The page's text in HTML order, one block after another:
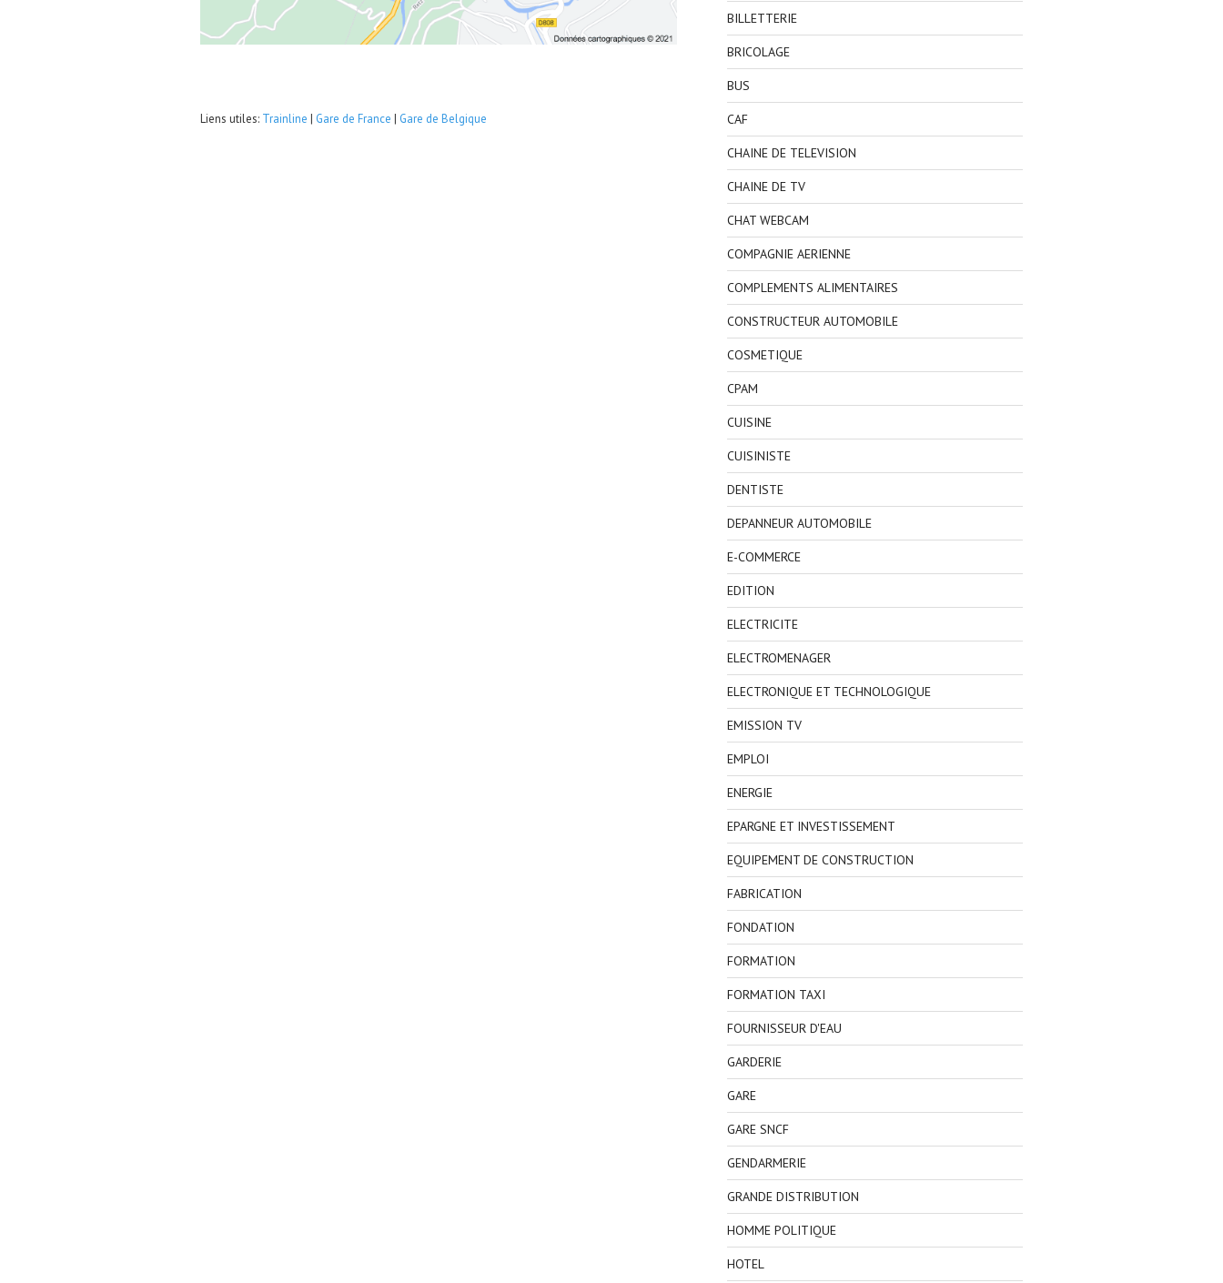
Liens utiles: Trainline | Gare de France | Gare de Belgique
BILLETTERIE
BRICOLAGE
BUS
CAF
CHAINE DE TELEVISION
CHAINE DE TV
CHAT WEBCAM
COMPAGNIE AERIENNE
COMPLEMENTS ALIMENTAIRES
CONSTRUCTEUR AUTOMOBILE
COSMETIQUE
CPAM
CUISINE
CUISINISTE
DENTISTE
DEPANNEUR AUTOMOBILE
E-COMMERCE
EDITION
ELECTRICITE
ELECTROMENAGER
ELECTRONIQUE ET TECHNOLOGIQUE
EMISSION TV
EMPLOI
ENERGIE
EPARGNE ET INVESTISSEMENT
EQUIPEMENT DE CONSTRUCTION
FABRICATION
FONDATION
FORMATION
FORMATION TAXI
FOURNISSEUR D'EAU
GARDERIE
GARE
GARE SNCF
GENDARMERIE
GRANDE DISTRIBUTION
HOMME POLITIQUE
HOTEL